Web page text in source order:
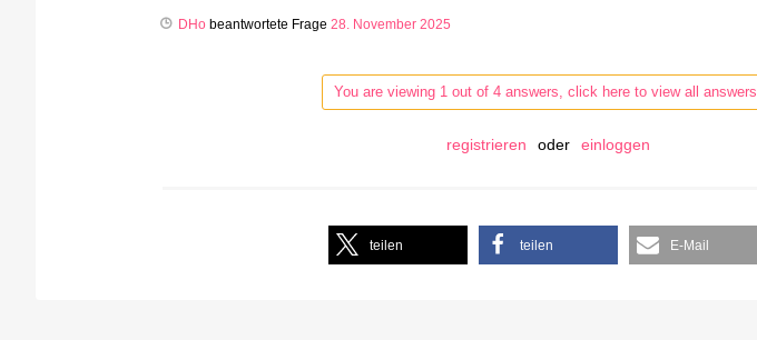
DHo beantwortete Frage 28. November 2025
You are viewing 1 out of 4 answers, click here to view all answers.
registrieren oder einloggen
teilen teilen E-Mail